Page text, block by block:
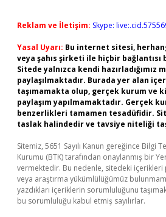
Reklam ve İletişim: Skype:
Yasal Uyarı: Bu internet sitesi,
veya şahıs şirketi ile hiçbir bağlantısı
Sitede yalnızca kendi hazırladığımız
paylaşılmaktadır. Burada yer alan
taşımamakta olup, gerçek kurum ve
paylaşım yapılmamaktadır. Gerçek
benzerlikleri tamamen tesadüfidir.
taslak halindedir ve tavsiye niteliği
Sitemiz, 5651 Sayılı Kanun gereğince Bilgi
Kurumu (BTK) tarafından onaylanmış bir
vermektedir. Bu nedenle, sitedeki
veya araştırma yükümlülüğümüz
yazdıkları içeriklerin sorumluluğunu
bu sorumluluğu kabul etmiş sayılırlar.